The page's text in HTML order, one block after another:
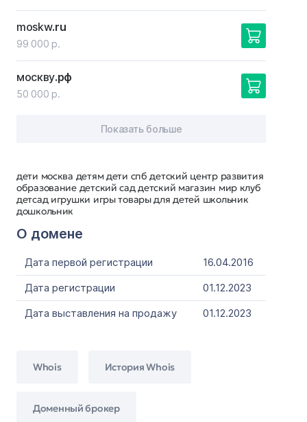
дети москва детям дети спб детский центр развития
образование детский сад детский магазин мир клуб
детсад игрушки игры товары для детей школьник
дошкольник
О домене
Дата первой регистрации
16.04.2016
Дата регистрации
01.12.2023
Дата выставления на продажу
01.12.2023
Whois История Whois
Доменный брокер
moskw.ru
99 000 р.
москву.рф
50 000 р.
Показать больше